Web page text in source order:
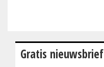
Gratis nieuwsbrief